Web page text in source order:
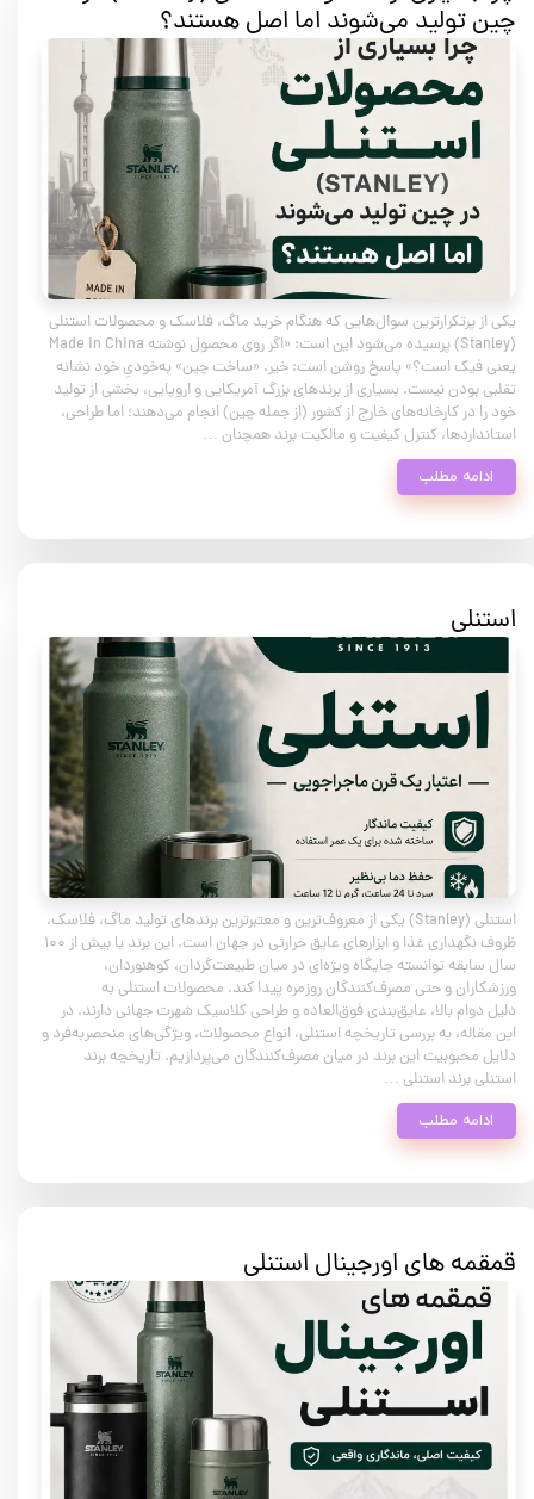
چین تولید می‌شوند اما اصل هستند؟
یکی از پرتکرارترین سوال‌هایی که هنگام خرید ماگ، فلاسک و محصولات استنلی
(Stanley) پرسیده می‌شود این است: «اگر روی محصول نوشته Made in China
یعنی فیک است؟» پاسخ روشن است: خیر. «ساخت چین» به‌خودیِ خود نشانه
تقلبی بودن نیست. بسیاری از برندهای بزرگ آمریکایی و اروپایی، بخشی از تولید
خود را در کارخانه‌های خارج از کشور (از جمله چین) انجام می‌دهند؛ اما طراحی،
استانداردها، کنترل کیفیت و مالکیت برند همچنان …
ادامه مطلب
استنلی
استنلی (Stanley) یکی از معروف‌ترین و معتبرترین برندهای تولید ماگ، فلاسک،
ظروف نگهداری غذا و ابزارهای عایق حرارتی در جهان است. این برند با بیش از ۱۰۰
سال سابقه توانسته جایگاه ویژه‌ای در میان طبیعت‌گردان، کوهنوردان،
ورزشکاران و حتی مصرف‌کنندگان روزمره پیدا کند. محصولات استنلی به
دلیل دوام بالا، عایق‌بندی فوق‌العاده و طراحی کلاسیک شهرت جهانی دارند. در
این مقاله، به بررسی تاریخچه استنلی، انواع محصولات، ویژگی‌های منحصربه‌فرد و
دلایل محبوبیت این برند در میان مصرف‌کنندگان می‌پردازیم. تاریخچه برند
استنلی برند استنلی …
ادامه مطلب
قمقمه های اورجینال استنلی